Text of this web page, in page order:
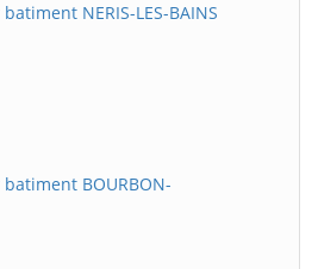
NERIS-LES-BAINS
BOURBON-